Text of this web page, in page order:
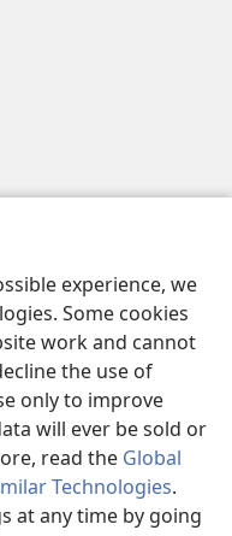
experience, we
Some cookies
work and cannot
the use of
only to improve
will ever be sold or
read the Global
Technologies.
at any time by going
LAYBIRERE